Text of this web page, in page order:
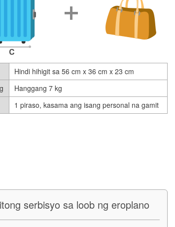
Hindi hihigit sa 56 cm x 36 cm x 23 cm
Hanggang 7 kg
1 piraso, kasama ang isang personal na gamit
serbisyo sa loob ng eroplano